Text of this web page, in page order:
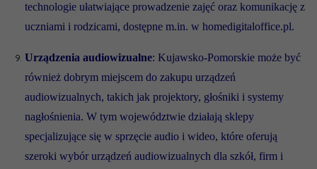
technologie ułatwiające prowadzenie zajęć oraz komunikację z
uczniami i rodzicami, dostępne m.in. w homedigitaloffice.pl.
Urządzenia audiowizualne: Kujawsko-Pomorskie może być
również dobrym miejscem do zakupu urządzeń
audiowizualnych, takich jak projektory, głośniki i systemy
nagłośnienia. W tym województwie działają sklepy
specjalizujące się w sprzęcie audio i wideo, które oferują
szeroki wybór urządzeń audiowizualnych dla szkół, firm i